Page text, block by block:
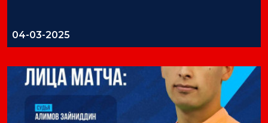
04-03-2025